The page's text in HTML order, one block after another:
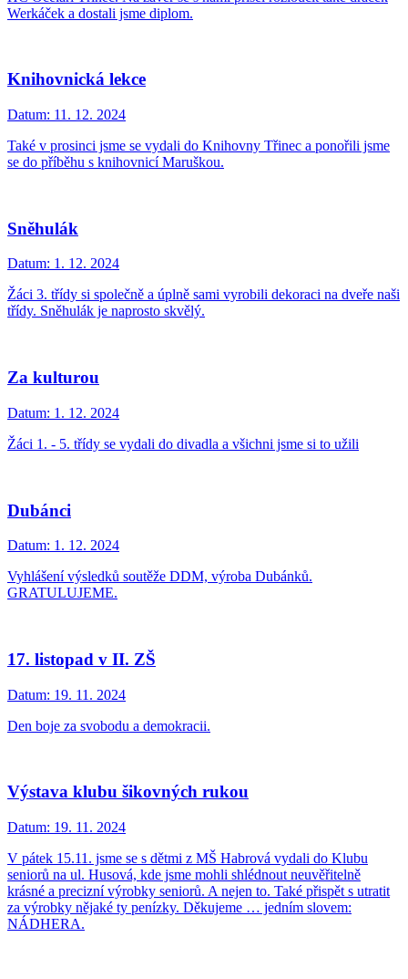
Werkáček a dostali jsme diplom.
Knihovnická lekce
Datum: 11. 12. 2024
Také v prosinci jsme se vydali do Knihovny Třinec a ponořili jsme
se do příběhu s knihovnicí Maruškou.
Sněhulák
Datum: 1. 12. 2024
Žáci 3. třídy si společně a úplně sami vyrobili dekoraci na dveře naši
třídy. Sněhulák je naprosto skvělý.
Za kulturou
Datum: 1. 12. 2024
Žáci 1. - 5. třídy se vydali do divadla a všichni jsme si to užili
Dubánci
Datum: 1. 12. 2024
Vyhlášení výsledků soutěže DDM, výroba Dubánků.
GRATULUJEME.
17. listopad v II. ZŠ
Datum: 19. 11. 2024
Den boje za svobodu a demokracii.
Výstava klubu šikovných rukou
Datum: 19. 11. 2024
V pátek 15.11. jsme se s dětmi z MŠ Habrová vydali do Klubu
seniorů na ul. Husová, kde jsme mohli shlédnout neuvěřitelně
krásné a precizní výrobky seniorů. A nejen to. Také přispět s utratit
za výrobky nějaké ty penízky. Děkujeme … jedním slovem:
NÁDHERA.